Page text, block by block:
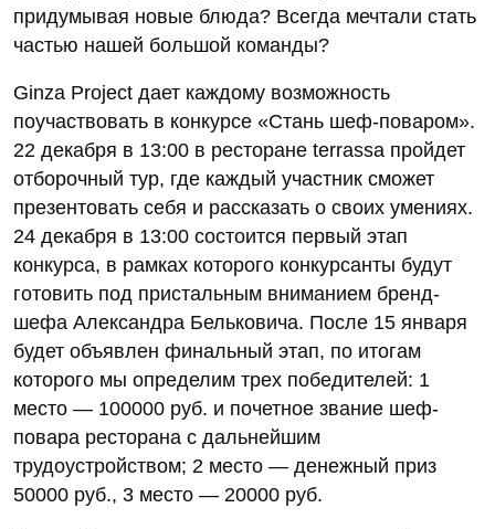
придумывая новые блюда? Всегда мечтали стать
частью нашей большой команды?
Ginza Project дает каждому возможность
поучаствовать в конкурсе «Стань шеф-поваром».
22 декабря в 13:00 в ресторане terrassa пройдет
отборочный тур, где каждый участник сможет
презентовать себя и рассказать о своих умениях.
24 декабря в 13:00 состоится первый этап
конкурса, в рамках которого конкурсанты будут
готовить под пристальным вниманием бренд-
шефа Александра Бельковича. После 15 января
будет объявлен финальный этап, по итогам
которого мы определим трех победителей: 1
место — 100000 руб. и почетное звание шеф-
повара ресторана с дальнейшим
трудоустройством; 2 место — денежный приз
50000 руб., 3 место — 20000 руб.